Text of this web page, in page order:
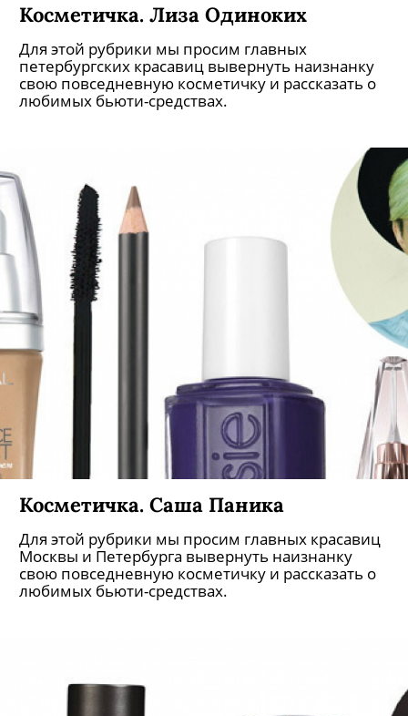
Косметичка. Лиза Одиноких
Для этой рубрики мы просим главных
петербургских красавиц вывернуть наизнанку
свою повседневную косметичку и рассказать о
любимых бьюти-средствах.
Косметичка. Саша Паника
Для этой рубрики мы просим главных красавиц
Москвы и Петербурга вывернуть наизнанку
свою повседневную косметичку и рассказать о
любимых бьюти-средствах.